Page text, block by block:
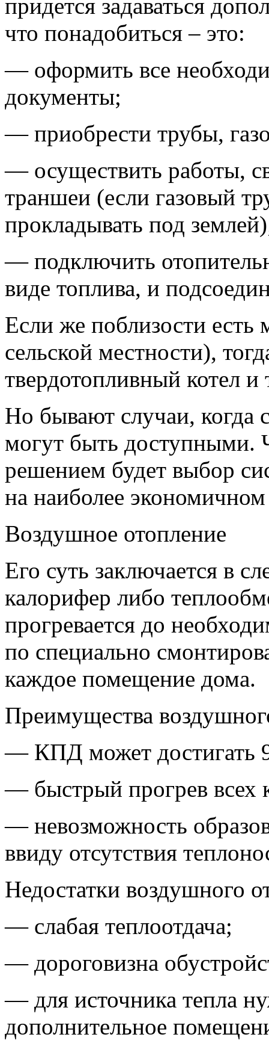
придется задаваться
что понадобиться – это:
— оформить все
документы;
— приобрести трубы,
— осуществить работы,
траншеи (если газовый
прокладывать под
— подключить
виде топлива, и
Если же поблизости есть
сельской местности),
твердотопливный котел и
Но бывают случаи, когда
могут быть доступными.
решением будет выбор
на наиболее экономичном
Воздушное отопление
Его суть заключается в
калорифер либо
прогревается до
по специально
каждое помещение дома.
Преимущества
— КПД может достигать
— быстрый прогрев всех
— невозможность
ввиду отсутствия
Недостатки воздушного
— слабая теплоотдача;
— дороговизна
— для источника тепла
дополнительное